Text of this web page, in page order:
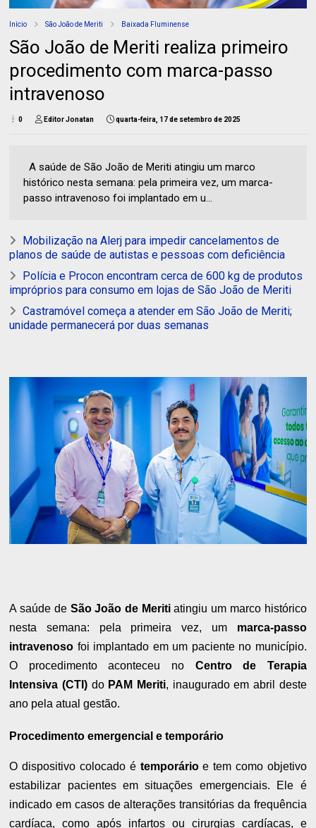
Início São João de Meriti Baixada Fluminense
São João de Meriti realiza primeiro
procedimento com marca-passo
intravenoso
0 Editor Jonatan quarta-feira, 17 de setembro de 2025
A saúde de São João de Meriti atingiu um marco
histórico nesta semana: pela primeira vez, um marca-
passo intravenoso foi implantado em u...
Mobilização na Alerj para impedir cancelamentos de
planos de saúde de autistas e pessoas com deficiência
Polícia e Procon encontram cerca de 600 kg de produtos
impróprios para consumo em lojas de São João de Meriti
Castramóvel começa a atender em São João de Meriti;
unidade permanecerá por duas semanas
A saúde de São João de Meritiatingiu um marco histórico
nesta semana: pela primeira vez, um marca-passo
intravenoso foi implantado em um paciente no município.
O procedimento aconteceu no Centro de Terapia
Intensiva (CTI) do PAM Meriti, inaugurado em abril deste
ano pela atual gestão.
Procedimento emergencial e temporário
O dispositivo colocado é temporárioe tem como objetivo
estabilizar pacientes em situações emergenciais. Ele é
indicado em casos de alterações transitórias da frequência
cardíaca, como após infartos ou cirurgias cardíacas, e